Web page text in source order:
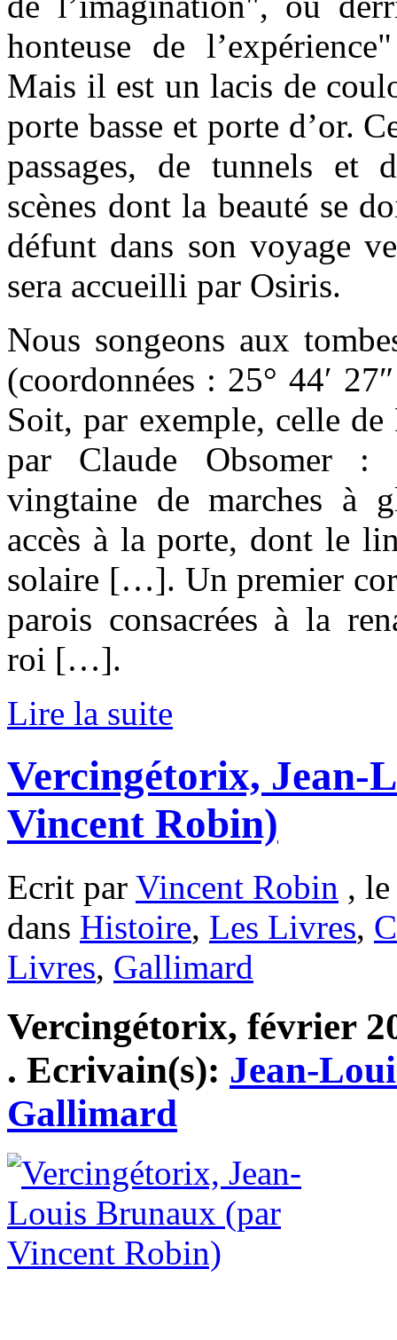
honteuse de
Mais il est un lacis de
porte basse et porte d’or.
passages, de tunnels et
scènes dont la beauté se
défunt dans son voyage
sera accueilli par Osiris.
Nous songeons aux
(coordonnées : 25° 44′
Soit, par exemple, celle
par Claude Obsomer :
vingtaine de marches à
accès à la porte, dont le
solaire […]. Un premier
parois consacrées à la
roi […].
Lire la suite
Vercingétorix, Jean-
Vincent Robin)
Ecrit par Vincent Robin ,
dans Histoire, Les Livres,
Livres, Gallimard
Vercingétorix, février
. Ecrivain(s): Jean-
Gallimard